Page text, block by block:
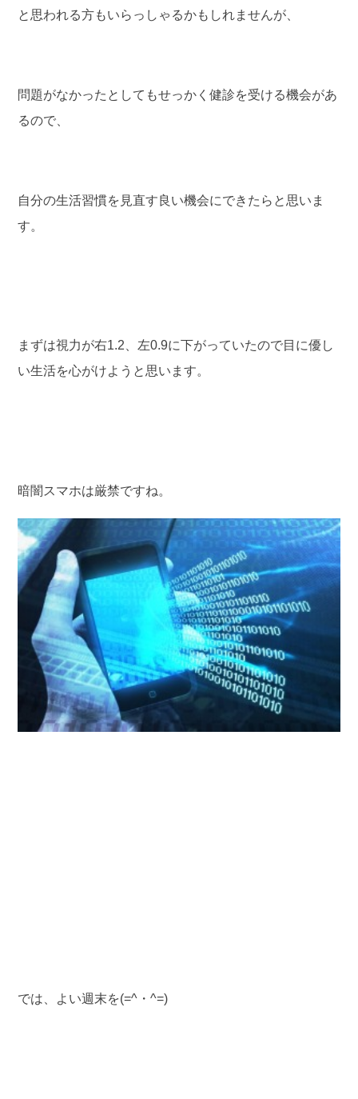
と思われる方もいらっしゃるかもしれませんが、
問題がなかったとしてもせっかく健診を受ける機会があ
るので、
自分の生活習慣を見直す良い機会にできたらと思いま
す。
まずは視力が右1.2、左0.9に下がっていたので目に優し
い生活を心がけようと思います。
暗闇スマホは厳禁ですね。
では、よい週末を(=^・^=)